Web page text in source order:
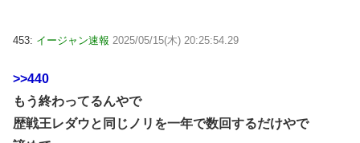
453: イージャン速報 2025/05/15(木) 20:25:54.29
>>440
もう終わってるんやで
歴戦王レダウと同じノリを一年で数回するだけやで